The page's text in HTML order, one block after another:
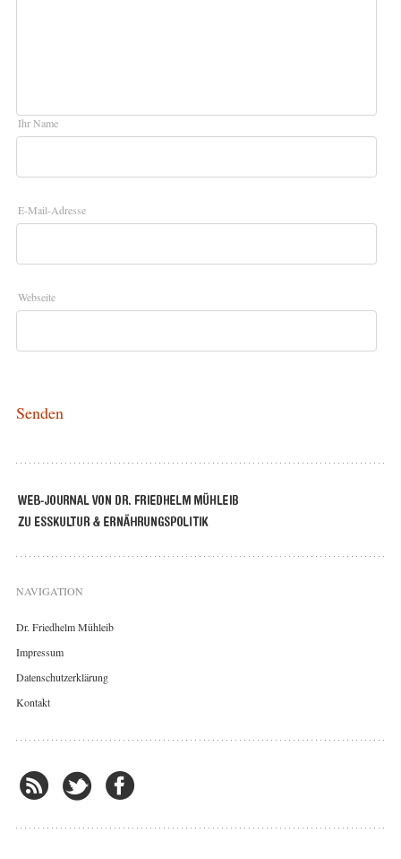
Ihr Name
E-Mail-Adresse
Webseite
NAVIGATION
Dr. Friedhelm Mühleib
Impressum
Datenschutzerklärung
Kontakt